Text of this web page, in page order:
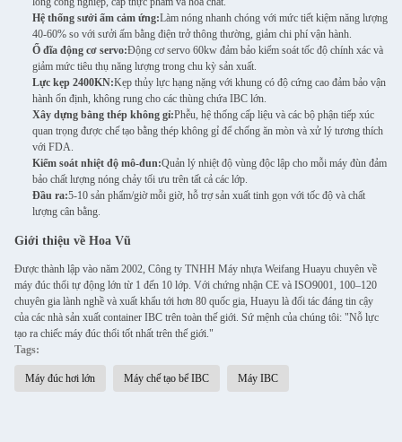
Hệ thống sưởi ấm cảm ứng:Làm nóng nhanh chóng với mức tiết kiệm năng lượng
40-60% so với sưởi ấm bằng điện trở thông thường, giảm chi phí vận hành.
Ổ đĩa động cơ servo:Động cơ servo 60kw đảm bảo kiểm soát tốc độ chính xác và
giảm mức tiêu thụ năng lượng trong chu kỳ sản xuất.
Lực kẹp 2400KN:Kẹp thủy lực hạng nặng với khung có độ cứng cao đảm bảo vận
hành ổn định, không rung cho các thùng chứa IBC lớn.
Xây dựng bằng thép không gỉ:Phễu, hệ thống cấp liệu và các bộ phận tiếp xúc
quan trọng được chế tạo bằng thép không gỉ để chống ăn mòn và xử lý tương thích
với FDA.
Kiểm soát nhiệt độ mô-đun:Quản lý nhiệt độ vùng độc lập cho mỗi máy đùn đảm
bảo chất lượng nóng chảy tối ưu trên tất cả các lớp.
Đầu ra:5-10 sản phẩm/giờ mỗi giờ, hỗ trợ sản xuất tinh gọn với tốc độ và chất
lượng cân bằng.
Giới thiệu về Hoa Vũ
Được thành lập vào năm 2002, Công ty TNHH Máy nhựa Weifang Huayu chuyên về
máy đúc thổi tự động lớn từ 1 đến 10 lớp. Với chứng nhận CE và ISO9001, 100–120
chuyên gia lành nghề và xuất khẩu tới hơn 80 quốc gia, Huayu là đối tác đáng tin cậy
của các nhà sản xuất container IBC trên toàn thế giới. Sứ mệnh của chúng tôi: "Nỗ lực
tạo ra chiếc máy đúc thổi tốt nhất trên thế giới."
Tags:
Máy đúc hơi lớn Máy chế tạo bể IBC Máy IBC